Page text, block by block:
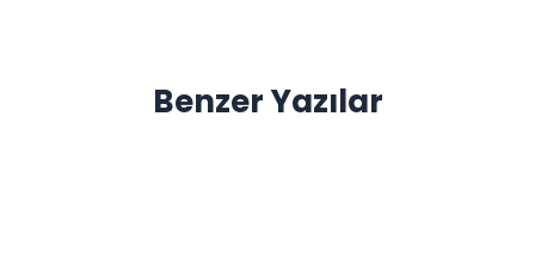
Benzer Yazılar